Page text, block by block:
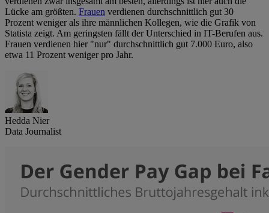
Lücke am größten. Frauen verdienen durchschnittlich gut 30
Prozent weniger als ihre männlichen Kollegen, wie die Grafik von
Statista zeigt. Am geringsten fällt der Unterschied in IT-Berufen aus.
Frauen verdienen hier "nur" durchschnittlich gut 7.000 Euro, also
etwa 11 Prozent weniger pro Jahr.
Hedda Nier
Data Journalist